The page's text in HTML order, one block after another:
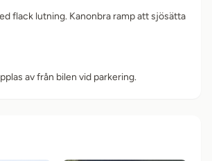
flack lutning. Kanonbra ramp att sjösätta
av från bilen vid parkering.